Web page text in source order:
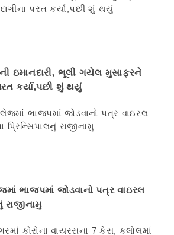
ઇમાનદારી, ભૂલી ગયેલ મુસાફરને
કર્યા,પછી શું થયું
ભાજપમાં જોડવાનો પત્ર વાઇરલ
રાજીનામુ